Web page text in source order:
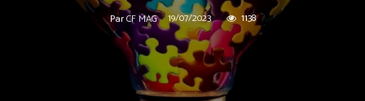
ParCF MAG 19/07/2023 1138